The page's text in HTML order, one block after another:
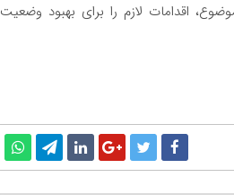
اقدامات لازم را برای بهبود وضعیت